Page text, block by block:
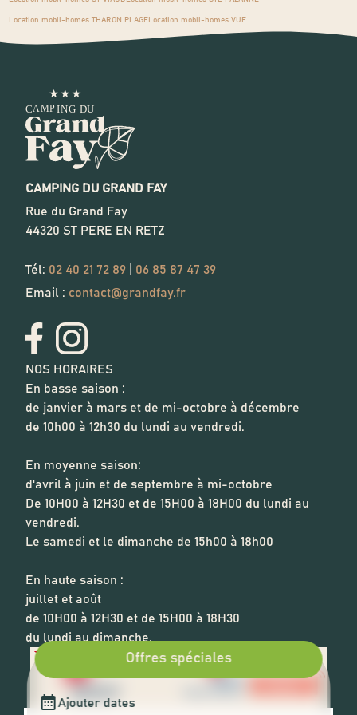
Offres spéciales
mobil-home pour
Loire Atlantique
Location mobil-homes THARON PLAGE Location mobil-homes VUE
CAMPING DU GRAND FAY
Rue du Grand Fay
44320 ST PERE EN RETZ
Tél: 02 40 21 72 89
06 85 87 47 39
Email : contact@grandfay.fr
NOS HORAIRES
En basse saison :
de janvier à mars et de mi-octobre à décembre
de 10h00 à 12h30 du lundi au vendredi.
En moyenne saison:
d'avril à juin et de septembre à mi-octobre
De 10H00 à 12H30 et de 15H00 à 18H00 du lundi au
vendredi.
Le samedi et le dimanche de 15h00 à 18h00
En haute saison :
juillet et août
de 10H00 à 12H30 et de 15H00 à 18H30
du lundi au dimanche.